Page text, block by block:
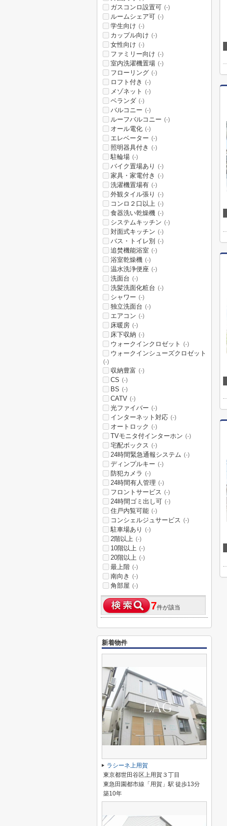
ガスコンロ設置可 (-)
ルームシェア可 (-)
学生向け (-)
カップル向け (-)
女性向け (-)
ファミリー向け (-)
室内洗濯機置場 (-)
フローリング (-)
ロフト付き (-)
メゾネット (-)
ベランダ (-)
バルコニー (-)
ルーフバルコニー (-)
オール電化 (-)
エレベーター (-)
照明器具付き (-)
駐輪場 (-)
バイク置場あり (-)
家具・家電付き (-)
洗濯機置場有 (-)
外観タイル張り (-)
コンロ２口以上 (-)
食器洗い乾燥機 (-)
システムキッチン (-)
対面式キッチン (-)
バス・トイレ別 (-)
追焚機能浴室 (-)
浴室乾燥機 (-)
温水洗浄便座 (-)
洗面台 (-)
洗髪洗面化粧台 (-)
シャワー (-)
独立洗面台 (-)
エアコン (-)
床暖房 (-)
床下収納 (-)
ウォークインクロゼット (-)
ウォークインシューズクロゼット
(-)
収納豊富 (-)
CS (-)
BS (-)
CATV (-)
光ファイバー (-)
インターネット対応 (-)
オートロック (-)
TVモニタ付インターホン (-)
宅配ボックス (-)
24時間緊急通報システム (-)
ディンプルキー (-)
防犯カメラ (-)
24時間有人管理 (-)
フロントサービス (-)
24時間ゴミ出し可 (-)
住戸内覧可能 (-)
コンシェルジュサービス (-)
駐車場あり (-)
2階以上 (-)
10階以上 (-)
20階以上 (-)
最上階 (-)
南向き (-)
角部屋 (-)
7件が該当
新着物件
ラシーネ上用賀
東京都世田谷区上用賀３丁目
東急田園都市線「用賀」駅 徒歩13分
築10年